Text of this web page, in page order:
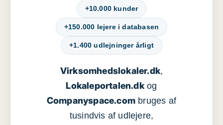
+10.000 kunder
+150.000 lejere i databasen
+1.400 udlejninger årligt
Virksomhedslokaler.dk,
Lokaleportalen.dkog
Companyspace.com bruges af
tusindvis af udlejere,